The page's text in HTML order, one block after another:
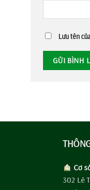
Lưu tên
Cơ
302 Lê